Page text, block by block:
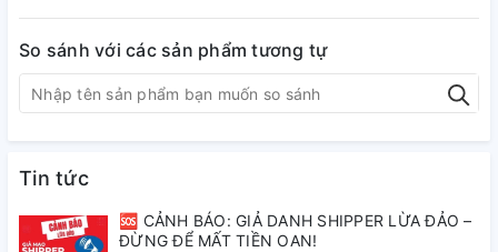
So sánh với các sản phẩm tương tự
Tin tức
🆘 CẢNH BÁO: GIẢ DANH SHIPPER LỪA ĐẢO –
ĐỪNG ĐỂ MẤT TIỀN OAN!